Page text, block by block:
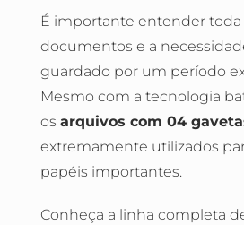
É importante entender toda
documentos e a
guardado por um período
Mesmo com a tecnologia
os arquivos com 04
extremamente utilizados
papéis importantes.
Conheça a linha completa